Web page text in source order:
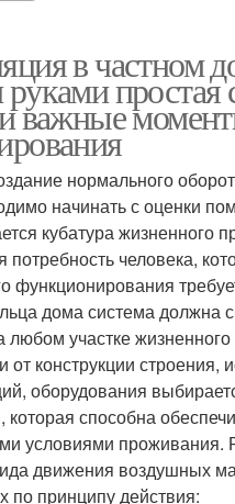
в частном
простая
важные
нормального
начинать с оценки
кубатура жизненного
потребность человека,
функционирования
дома система должна
любом участке
от конструкции строения,
оборудования
которая способна
условиями проживания.
движения воздушных
по принципу действия: